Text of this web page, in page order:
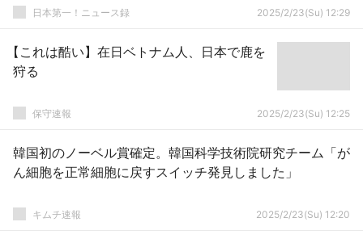
しない」
日本第一！ニュース録 2025/2/23(Su) 12:29
【これは酷い】在日ベトナム人、日本で鹿を
狩る
保守速報 2025/2/23(Su) 12:25
韓国初のノーベル賞確定。韓国科学技術院研究チーム「が
ん細胞を正常細胞に戻すスイッチ発見しました」
キムチ速報 2025/2/23(Su) 12:20